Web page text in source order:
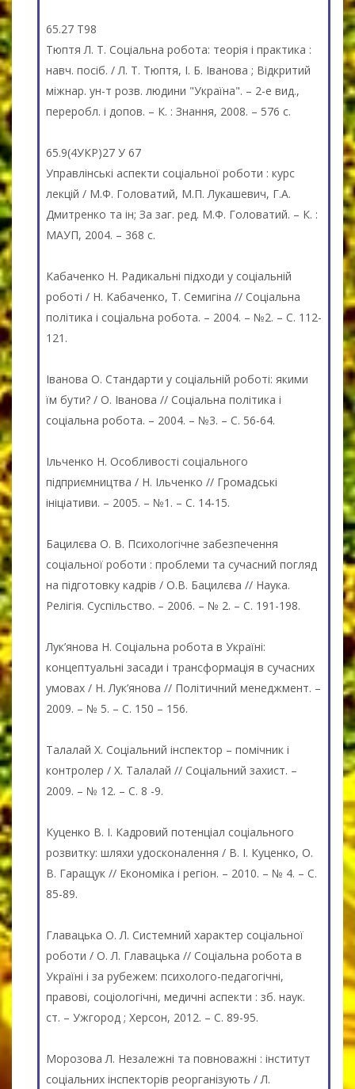
65.27 Т98
Тюптя Л. Т. Соціальна робота: теорія і практика :
навч. посіб. / Л. Т. Тюптя, І. Б. Іванова ; Відкритий
міжнар. ун-т розв. людини "Україна". – 2-е вид.,
переробл. і допов. – К. : Знання, 2008. – 576 с.
65.9(4УКР)27 У 67
Управлінські аспекти соціальної роботи : курс
лекцій / М.Ф. Головатий, М.П. Лукашевич, Г.А.
Дмитренко та ін; За заг. ред. М.Ф. Головатий. – К. :
МАУП, 2004. – 368 с.
Кабаченко Н. Радикальні підходи у соціальній
роботі / Н. Кабаченко, Т. Семигіна // Соціальна
політика і соціальна робота. – 2004. – №2. – С. 112-
121.
Іванова О. Стандарти у соціальній роботі: якими
їм бути? / О. Іванова // Соціальна політика і
соціальна робота. – 2004. – №3. – С. 56-64.
Ільченко Н. Особливості соціального
підприємництва / Н. Ільченко // Громадські
ініціативи. – 2005. – №1. – С. 14-15.
Бацилєва О. В. Психологічне забезпечення
соціальної роботи : проблеми та сучасний погляд
на підготовку кадрів / О.В. Бацилєва // Наука.
Релігія. Суспільство. – 2006. – № 2. – С. 191-198.
Лук’янова Н. Соціальна робота в Україні:
концептуальні засади і трансформація в сучасних
умовах / Н. Лук’янова // Політичний менеджмент. –
2009. – № 5. – С. 150 – 156.
Талалай Х. Соціальний інспектор – помічник і
контролер / Х. Талалай // Соціальний захист. –
2009. – № 12. – С. 8 -9.
Куценко В. І. Кадровий потенціал соціального
розвитку: шляхи удосконалення / В. І. Куценко, О.
В. Гаращук // Економіка і регіон. – 2010. – № 4. – С.
85-89.
Главацька О. Л. Системний характер соціальної
роботи / О. Л. Главацька // Соціальна робота в
Україні і за рубежем: психолого-педагогічні,
правові, соціологічні, медичні аспекти : зб. наук.
ст. – Ужгород ; Херсон, 2012. – С. 89-95.
Морозова Л. Незалежні та повноважні : інститут
соціальних інспекторів реорганізують / Л.